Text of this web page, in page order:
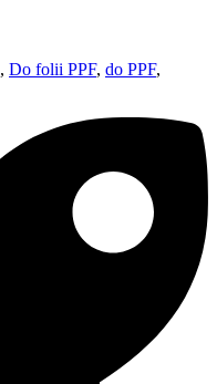
, Do folii PPF, do PPF,